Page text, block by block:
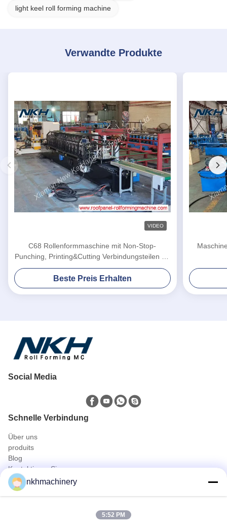
light keel roll forming machine
Verwandte Produkte
VIDEO
C68 Rollenformmaschine mit Non-Stop-
Punching, Printing&Cutting Verbindungsteilen für
Metallgebäude
Beste Preis Erhalten
Social Media
Schnelle Verbindung
Über uns
produits
Blog
Kontaktieren Sie uns
Produits
Dachplatte Profiliermaschine
Dachziegel Profiliermaschine
Floor Deck Profiliermaschine
nkhmachinery
5:52 PM